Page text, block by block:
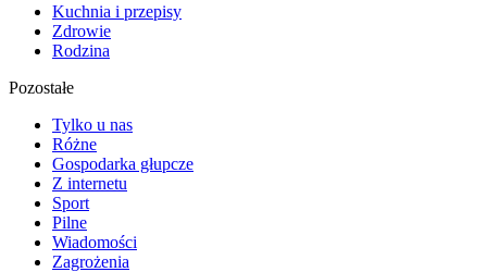
Kuchnia i przepisy
Zdrowie
Rodzina
Pozostałe
Tylko u nas
Różne
Gospodarka głupcze
Z internetu
Sport
Pilne
Wiadomości
Zagrożenia